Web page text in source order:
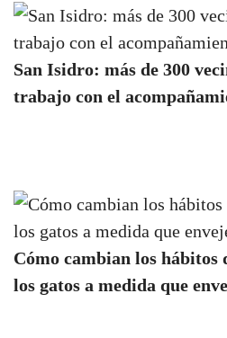
San Isidro: más de 300
trabajo con el
Cómo cambian los hábitos
los gatos a medida que